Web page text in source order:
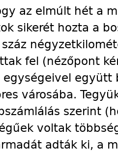
az elmúlt hét a
sikerét hozta a
fel (nézőpont
egységeivel
városába.
szerint
voltak
adták ki, a